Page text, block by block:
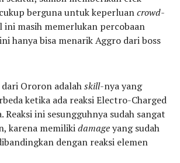
berguna untuk keperluancrowd-
ini masih memerlukan percobaan
ini hanya bisa menarik Aggro dari boss
Ororon adalahskill-nya yang
ketika ada reaksi Electro-Charged
ini sesungguhnya sudah sangat
karena memilikidamageyang sudah
dengan reaksi elemen